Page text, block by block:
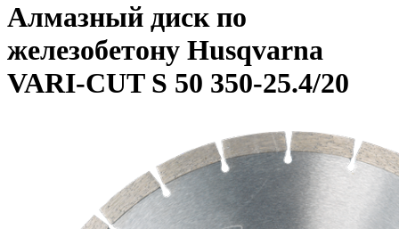
Алмазный диск по
железобетону Husqvarna
VARI-CUT S 50 350-25.4/20